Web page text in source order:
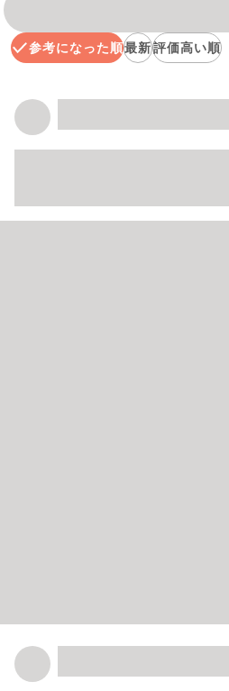
参考になった順最新評価高い順